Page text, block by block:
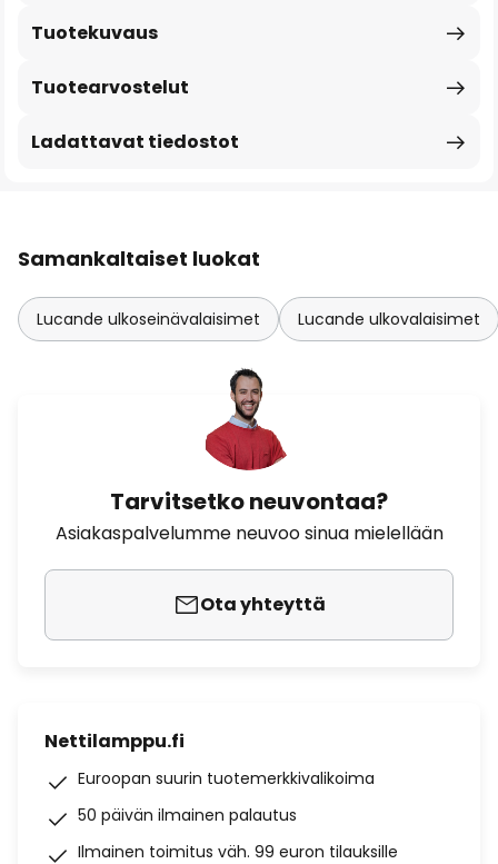
Tuotekuvaus
Tuotearvostelut
Ladattavat tiedostot
Samankaltaiset luokat
Lucande ulkoseinävalaisimet Lucande ulkovalaisimet
Tarvitsetko neuvontaa?
Asiakaspalvelumme neuvoo sinua mielellään
Ota yhteyttä
Nettilamppu.fi
Euroopan suurin tuotemerkkivalikoima
50 päivän ilmainen palautus
Ilmainen toimitus väh. 99 euron tilauksille